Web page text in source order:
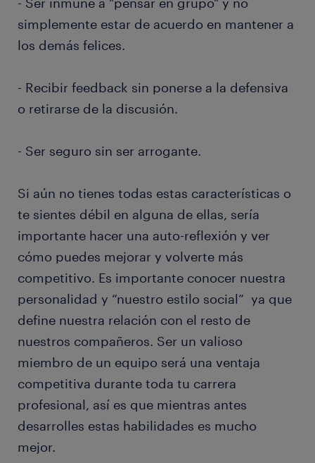
simplemente estar de acuerdo en mantener a
los demás felices.
- Recibir feedback sin ponerse a la defensiva
o retirarse de la discusión.
- Ser seguro sin ser arrogante.
Si aún no tienes todas estas características o
te sientes débil en alguna de ellas, sería
importante hacer una auto-reflexión y ver
cómo puedes mejorar y volverte más
competitivo. Es importante conocer nuestra
personalidad y “nuestro estilo social” ya que
define nuestra relación con el resto de
nuestros compañeros. Ser un valioso
miembro de un equipo será una ventaja
competitiva durante toda tu carrera
profesional, así es que mientras antes
desarrolles estas habilidades es mucho
mejor.